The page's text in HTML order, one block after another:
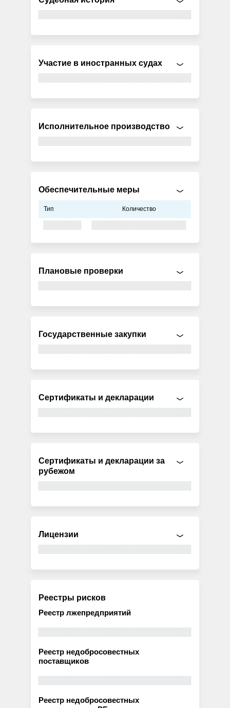
Участие в иностранных судах
Исполнительное производство
Обеспечительные меры
Тип Количество
Плановые проверки
Государственные закупки
Сертификаты и декларации
Сертификаты и декларации за
рубежом
Лицензии
Реестры рисков
Реестр лжепредприятий
Реестр недобросовестных
поставщиков
Реестр недобросовестных